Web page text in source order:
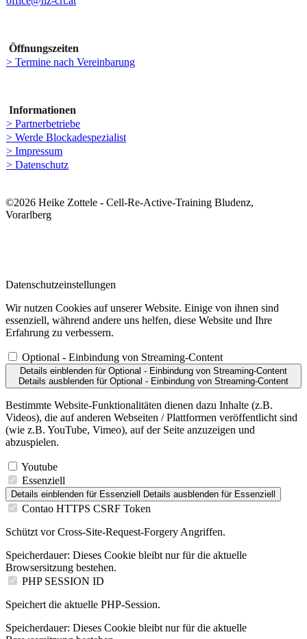
Öffnungszeiten
> Termine nach Vereinbarung
Informationen
> Partnerbetriebe
> Werde Blockadespezialist
> Impressum
> Datenschutz
©2026 Heike Zottele - Cell-Re-Active-Training Bludenz,
Vorarlberg
Datenschutzeinstellungen
Wir nutzen Cookies auf unserer Website. Einige von ihnen sind
essenziell, während andere uns helfen, diese Website und Ihre
Erfahrung zu verbessern.
Optional - Einbindung von Streaming-Content
Details einblenden für Optional - Einbindung von Streaming-Content
Details ausblenden für Optional - Einbindung von Streaming-Content
Bestimmte Website-Funktionalitäten dienen dazu Inhalte (z.B.
Videos), die auf anderen Webseiten / Plattformen veröffentlicht sind
(wie z.B. YouTube, Vimeo), auf der Seite anzuzeigen und
abzuspielen.
Youtube
Essenziell
Details einblenden für Essenziell Details ausblenden für Essenziell
Contao HTTPS CSRF Token
Schützt vor Cross-Site-Request-Forgery Angriffen.
Speicherdauer: Dieses Cookie bleibt nur für die aktuelle
Browsersitzung bestehen.
PHP SESSION ID
Speichert die aktuelle PHP-Session.
Speicherdauer: Dieses Cookie bleibt nur für die aktuelle